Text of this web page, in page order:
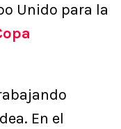
Unido para la
En el